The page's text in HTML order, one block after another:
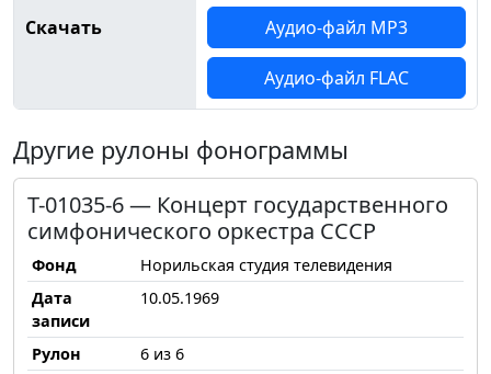
Скачать Аудио-файл MP3
Аудио-файл FLAC
Другие рулоны фонограммы
Т-01035-6 — Концерт государственного
симфонического оркестра СССР
Фонд
Норильская студия телевидения
Дата
записи
10.05.1969
Рулон
6 из 6